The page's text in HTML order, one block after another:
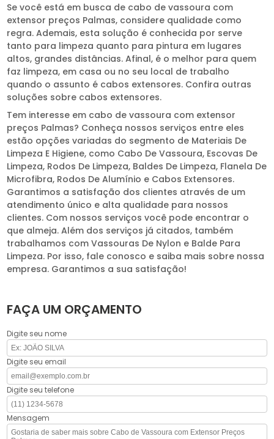
Se você está em busca de cabo de vassoura com
extensor preços Palmas, considere qualidade como
regra. Ademais, esta solução é conhecida por serve
tanto para limpeza quanto para pintura em lugares
altos, grandes distâncias. Afinal, é o melhor para quem
faz limpeza, em casa ou no seu local de trabalho
quando o assunto é cabos extensores. Confira outras
soluções sobre cabos extensores.
Tem interesse em cabo de vassoura com extensor
preços Palmas? Conheça nossos serviços entre eles
estão opções variadas do segmento de Materiais De
Limpeza E Higiene, como Cabo De Vassoura, Escovas De
Limpeza, Rodos De Limpeza, Baldes De Limpeza, Flanela De
Microfibra, Rodos De Alumínio e Cabos Extensores.
Garantimos a satisfação dos clientes através de um
atendimento único e alta qualidade para nossos
clientes. Com nossos serviços você pode encontrar o
que almeja. Além dos serviços já citados, também
trabalhamos com Vassouras De Nylon e Balde Para
Limpeza. Por isso, fale conosco e saiba mais sobre nossa
empresa. Garantimos a sua satisfação!
FAÇA UM ORÇAMENTO
Digite seu nome
Digite seu email
Digite seu telefone
Mensagem